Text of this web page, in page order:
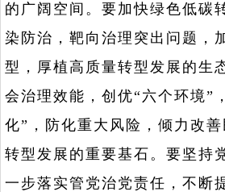
的广阔空间。要加快绿色低碳
染防治，靶向治理突出问题，
型，厚植高质量转型发展的生
会治理效能，创优“六个环境”
化”，防化重大风险，倾力改
转型发展的重要基石。要坚持
一步落实管党治党责任，不断